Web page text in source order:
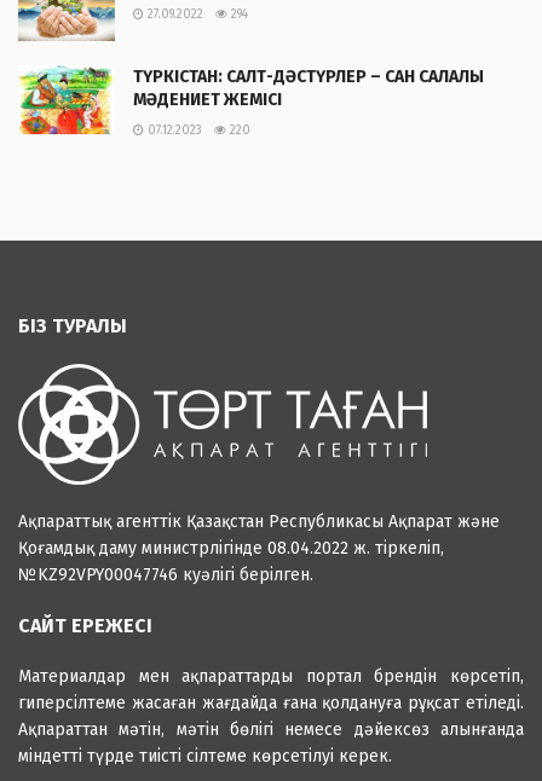
27.09.2022 294
ТҮРКІСТАН: САЛТ-ДӘСТҮРЛЕР – САН САЛАЛЫ
МӘДЕНИЕТ ЖЕМІСІ
07.12.2023 220
БІЗ ТУРАЛЫ
Ақпараттық агенттік Қазақстан Республикасы Ақпарат және
Қоғамдық даму министрлігінде 08.04.2022 ж. тіркеліп,
№KZ92VPY00047746 куәлігі берілген.
САЙТ ЕРЕЖЕСІ
Материалдар мен ақпараттарды портал брендін көрсетіп,
гиперсілтеме жасаған жағдайда ғана қолдануға рұқсат етіледі.
Ақпараттан мәтін, мәтін бөлігі немесе дәйексөз алынғанда
міндетті түрде тиісті сілтеме көрсетілуі керек.